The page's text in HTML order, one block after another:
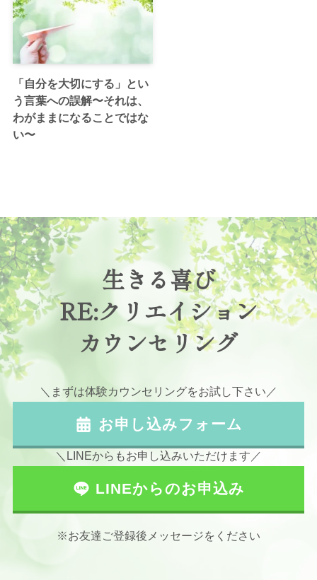
「自分を大切にする」とい
う言葉への誤解〜それは、
わがままになることではな
い〜
生きる喜び
RE:クリエイション
カウンセリング
＼まずは体験カウンセリングをお試し下さい／
お申し込みフォーム
＼LINEからもお申し込みいただけます／
LINEからのお申込み
※お友達ご登録後メッセージをください